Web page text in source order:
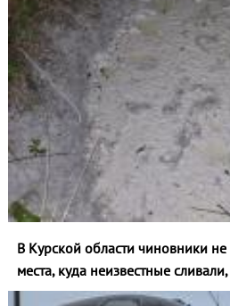
В Курской области чиновники
места, куда неизвестные